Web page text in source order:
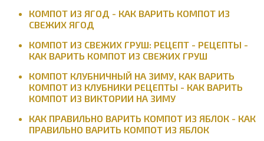
КОМПОТ ИЗ ЯГОД - КАК ВАРИТЬ КОМПОТ ИЗ
СВЕЖИХ ЯГОД
КОМПОТ ИЗ СВЕЖИХ ГРУШ: РЕЦЕПТ - РЕЦЕПТЫ -
КАК ВАРИТЬ КОМПОТ ИЗ СВЕЖИХ ГРУШ
КОМПОТ КЛУБНИЧНЫЙ НА ЗИМУ, КАК ВАРИТЬ
КОМПОТ ИЗ КЛУБНИКИ РЕЦЕПТЫ - КАК ВАРИТЬ
КОМПОТ ИЗ ВИКТОРИИ НА ЗИМУ
КАК ПРАВИЛЬНО ВАРИТЬ КОМПОТ ИЗ ЯБЛОК - КАК
ПРАВИЛЬНО ВАРИТЬ КОМПОТ ИЗ ЯБЛОК